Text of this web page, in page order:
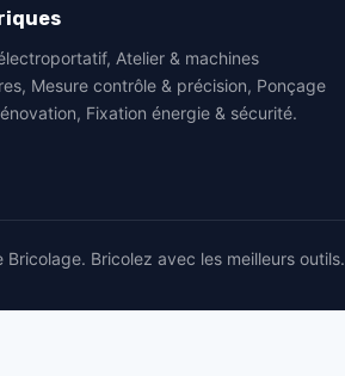
Atelier & machines
Mesure contrôle & précision, Ponçage
Fixation énergie & sécurité.
Bricolage. Bricolez avec les meilleurs outils.